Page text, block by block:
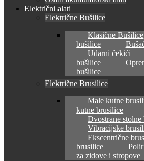
Električni alati
Električne Bušilice
Klasične Bušilice
bušilice
Udarni čekići
bušilice
bušilice
Električne Brusilice
Male kutne
kutne brusilice
Dvostrane stolne
Vibracijske
Ekscentrične
brusilice
za zidove i stropove